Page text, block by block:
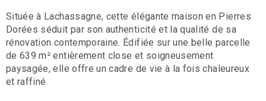
Située à Lachassagne, cette élégante maison en Pierres
Dorées séduit par son authenticité et la qualité de sa
rénovation contemporaine. Édifiée sur une belle parcelle
de 639 m² entièrement close et soigneusement
paysagée, elle offre un cadre de vie à la fois chaleureux
et raffiné.